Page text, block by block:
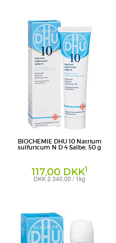
BIOCHEMIE DHU 10 Natrium
sulfuricum N D 4 Salbe, 50 g
117,00 DKK1
DKK 2.340,00 / 1kg